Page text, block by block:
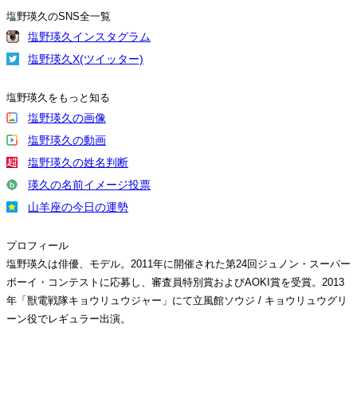
塩野瑛久のSNS全一覧
塩野瑛久インスタグラム
塩野瑛久X(ツイッター)
塩野瑛久をもっと知る
塩野瑛久の画像
塩野瑛久の動画
塩野瑛久の姓名判断
瑛久の名前イメージ投票
山羊座の今日の運勢
プロフィール
塩野瑛久は俳優、モデル。2011年に開催された第24回ジュノン・スーパー
ボーイ・コンテストに応募し、審査員特別賞およびAOKI賞を受賞。2013
年「獣電戦隊キョウリュウジャー」にて立風館ソウジ / キョウリュウグリ
ーン役でレギュラー出演。